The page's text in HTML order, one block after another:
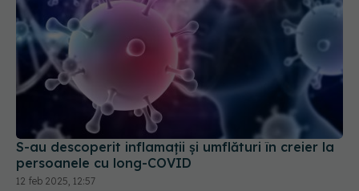
S-au descoperit inflamaţii și umflături în creier la
persoanele cu long-COVID
12 feb 2025, 12:57